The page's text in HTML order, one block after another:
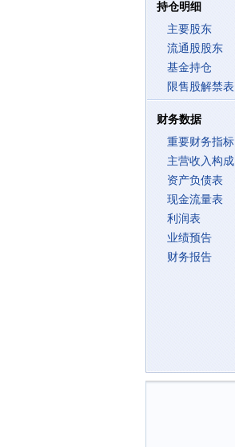
持仓明细
主要股东
流通股股东
基金持仓
限售股解禁表
财务数据
重要财务指标
主营收入构成
资产负债表
现金流量表
利润表
业绩预告
财务报告